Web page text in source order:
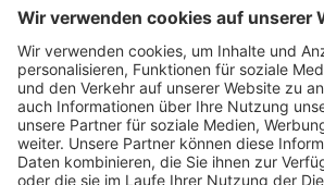
The Hood (Pro)
KEMPER FOLGEN